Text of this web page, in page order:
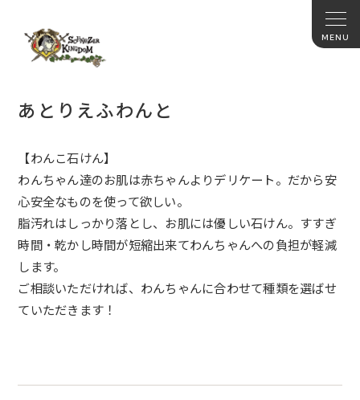
あとりえふわんと
【わんこ石けん】
わんちゃん達のお肌は赤ちゃんよりデリケート。 だから安
心安全なものを使って欲しい。
脂汚れはしっかり落とし、お肌には優しい石けん。すすぎ
時間・乾かし時間が短縮出来てわんちゃんへの負担が軽減
します。
ご相談いただければ、 わんちゃんに合わせて種類を選ばせ
ていただきます！